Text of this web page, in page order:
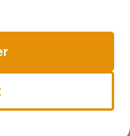
« Beautiful Day »